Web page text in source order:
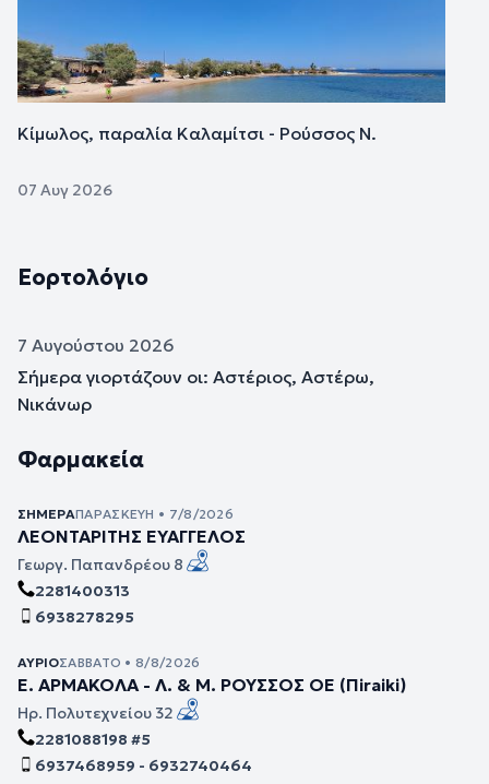
Κίμωλος, παραλία Καλαμίτσι - Ρούσσος Ν.
07 Αυγ 2026
Εορτολόγιο
7 Αυγούστου 2026
Σήμερα γιορτάζουν οι: Αστέριος, Αστέρω,
Νικάνωρ
Φαρμακεία
ΣΉΜΕΡΑΠΑΡΑΣΚΕΥΉ • 7/8/2026
ΛΕΟΝΤΑΡΙΤΗΣ ΕΥΑΓΓΕΛΟΣ
Γεωργ. Παπανδρέου 8
2281400313
6938278295
ΑΎΡΙΟΣΆΒΒΑΤΟ • 8/8/2026
Ε. ΑΡΜΑΚΟΛΑ - Λ. & Μ. ΡΟΥΣΣΟΣ ΟΕ (Πiraiki)
Ηρ. Πολυτεχνείου 32
2281088198 #5
6937468959 - 6932740464